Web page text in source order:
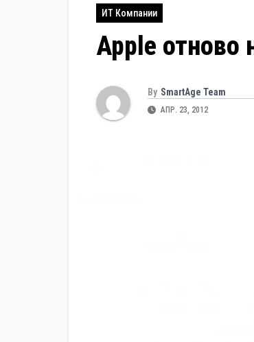
ИТ Компании
Apple отново
By SmartAge Team
АПР. 23, 2012